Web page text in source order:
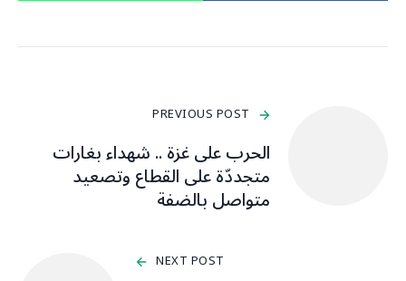
PREVIOUS POST
الحرب على غزة .. شهداء بغارات
متجددّة على القطاع وتصعيد
متواصل بالضفة
NEXT POST